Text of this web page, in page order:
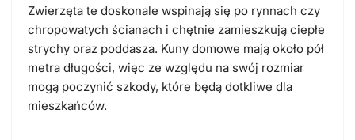
Zwierzęta te doskonale wspinają się po rynnach czy
chropowatych ścianach i chętnie zamieszkują ciepłe
strychy oraz poddasza. Kuny domowe mają około pół
metra długości, więc ze względu na swój rozmiar
mogą poczynić szkody, które będą dotkliwe dla
mieszkańców.